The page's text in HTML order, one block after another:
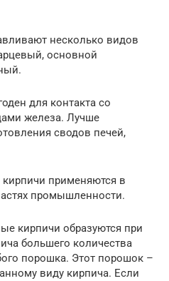
несколько видов
основной
для контакта со
железа. Лучше
сводов печей,
применяются в
промышленности.
кирпичи образуются при
большего количества
порошка. Этот порошок –
виду кирпича. Если